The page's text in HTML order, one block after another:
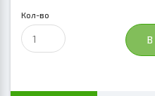
Кол-во
В